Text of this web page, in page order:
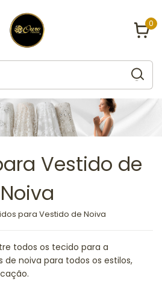
0
Vestido de
Noiva
para Vestido de Noiva
todos os tecido para a
noiva para todos os estilos,